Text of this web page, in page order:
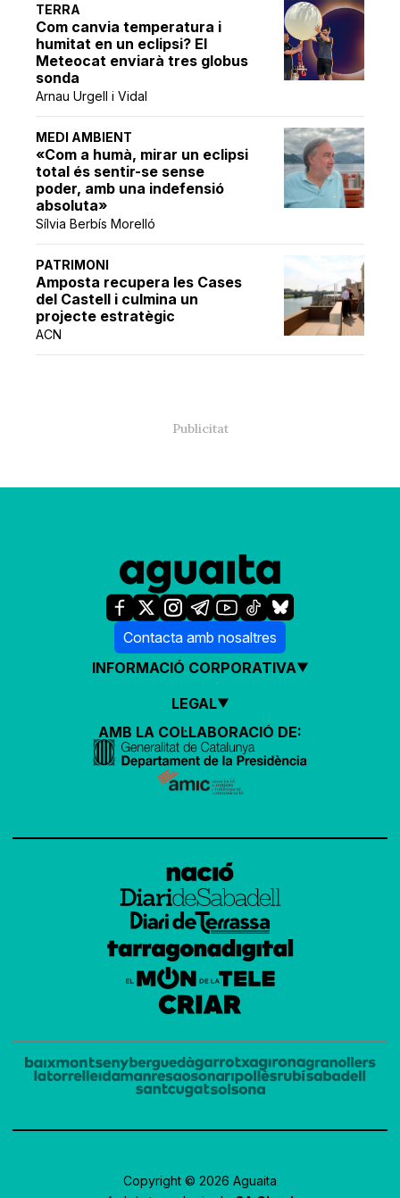
TERRA
Com canvia temperatura i
humitat en un eclipsi? El
Meteocat enviarà tres globus
sonda
Arnau Urgell i Vidal
MEDI AMBIENT
«Com a humà, mirar un eclipsi
total és sentir-se sense
poder, amb una indefensió
absoluta»
Sílvia Berbís Morelló
PATRIMONI
Amposta recupera les Cases
del Castell i culmina un
projecte estratègic
ACN
Contacta amb nosaltres
INFORMACIÓ CORPORATIVA
LEGAL
AMB LA COL·LABORACIÓ DE:
Copyright © 2026 Aguaita